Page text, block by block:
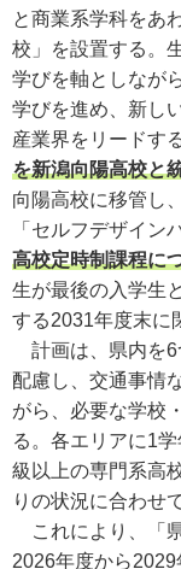
と商業系学科をあ
校」を設置する。
学びを軸としなが
学びを進め、新し
産業界をリードす
を新潟向陽高校と
向陽高校に移管し
「セルフデザイン
高校定時制課程に
生が最後の入学生
する2031年度末に
計画は、県内を6
配慮し、交通事情
がら、必要な学校
る。各エリアに1
級以上の専門系高
りの状況に合わせ
これにより、「
2026年度から2029